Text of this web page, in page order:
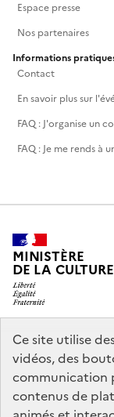
Ce site utilise
vidéos, des
communication
contenus de
Espace presse
Nos partenaires
Informations
Contact
En savoir plus sur
FAQ : J'organise un
FAQ : Je me rends à
MINISTÈRE
DE LA CULTURE
legifrance.gouv.fr
service-